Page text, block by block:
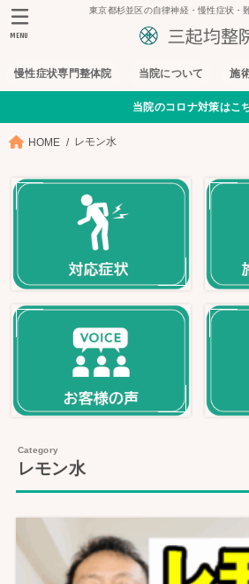
東京都杉並区の自律神経・慢性症状・
慢性症状専門整体院 当院について 施
MENU
当院のコロナ対策はこ
HOME レモン水
レモン水